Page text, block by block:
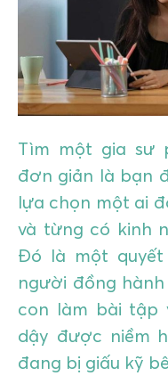
GIÁO DỤC
KỲ NGHỈ & ĐIỂM ĐẾN
QUÀ TẶNG & SỰ KIỆN
LIÊN HỆ
Tìm một gia sư
đơn giản là bạn
lựa chọn một ai
và từng có kinh
Đó là một
người đồng
con làm bài tập
dậy được niềm
đang bị giấu kỹ